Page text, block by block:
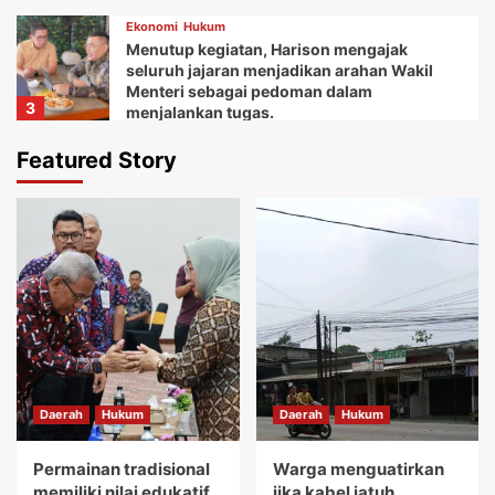
3
Ekonomi Hukum
Menutup kegiatan, Harison mengajak
seluruh jajaran menjadikan arahan Wakil
Menteri sebagai pedoman dalam
menjalankan tugas.
Daerah
Ketua Balai Adat Keariaan Tangerang Rd.
dukungan dan bantuan Bupati Tangerang
dan seluruh jajarannya.
5
Daerah Ekonomi
Kemudian Anna menuturkan acara Gebyar
festival Kuliner UMKM memberikan wadah
bagi koperasi dan pelaku usaha mikro.
Daerah Hukum
Permainan tradisional memiliki nilai
Featured Story
Daerah Hukum
Permainan tradisional
Daerah Hukum
Warga menguatirkan